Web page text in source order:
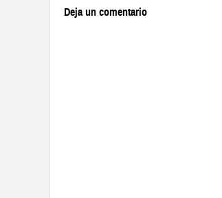
Deja un comentario